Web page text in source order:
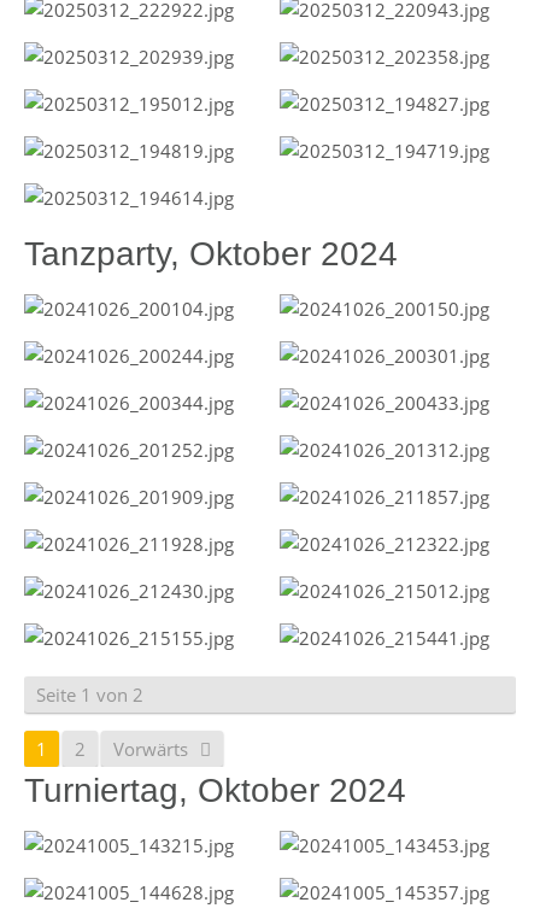
Tanzparty, Oktober 2024
Seite 1 von 2
1 2 Vorwärts
Turniertag, Oktober 2024